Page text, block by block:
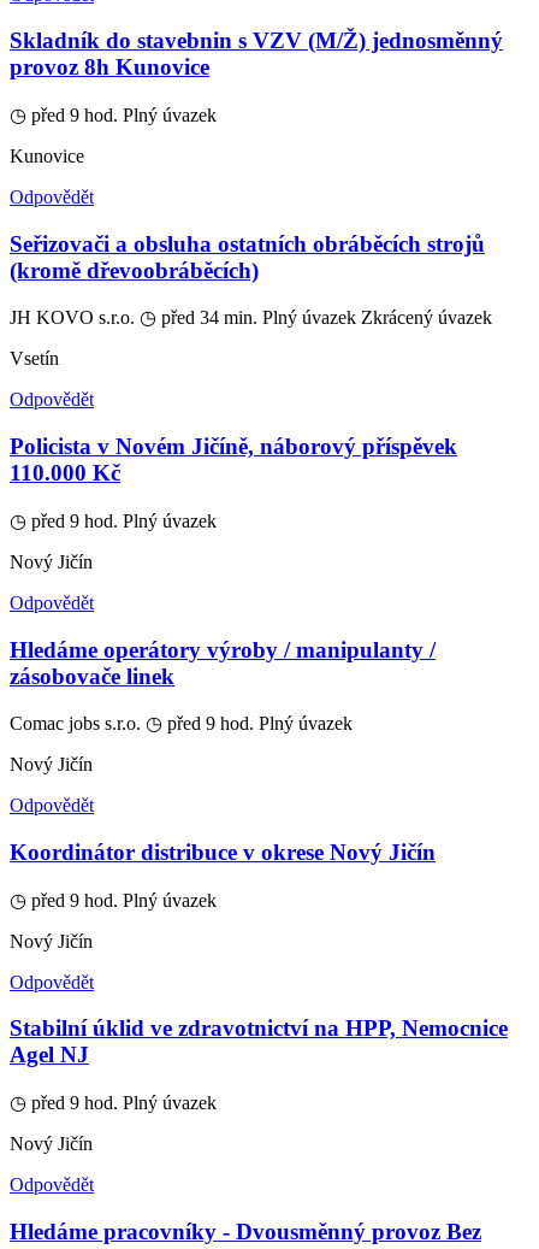
Skladník do stavebnin s VZV (M/Ž) jednosměnný
provoz 8h Kunovice
◷ před 9 hod. Plný úvazek
Kunovice
Odpovědět
Seřizovači a obsluha ostatních obráběcích strojů
(kromě dřevoobráběcích)
JH KOVO s.r.o. ◷ před 34 min. Plný úvazek Zkrácený úvazek
Vsetín
Odpovědět
Policista v Novém Jičíně, náborový příspěvek
110.000 Kč
◷ před 9 hod. Plný úvazek
Nový Jičín
Odpovědět
Hledáme operátory výroby / manipulanty /
zásobovače linek
Comac jobs s.r.o. ◷ před 9 hod. Plný úvazek
Nový Jičín
Odpovědět
Koordinátor distribuce v okrese Nový Jičín
◷ před 9 hod. Plný úvazek
Nový Jičín
Odpovědět
Stabilní úklid ve zdravotnictví na HPP, Nemocnice
Agel NJ
◷ před 9 hod. Plný úvazek
Nový Jičín
Odpovědět
Hledáme pracovníky - Dvousměnný provoz‍ Bez